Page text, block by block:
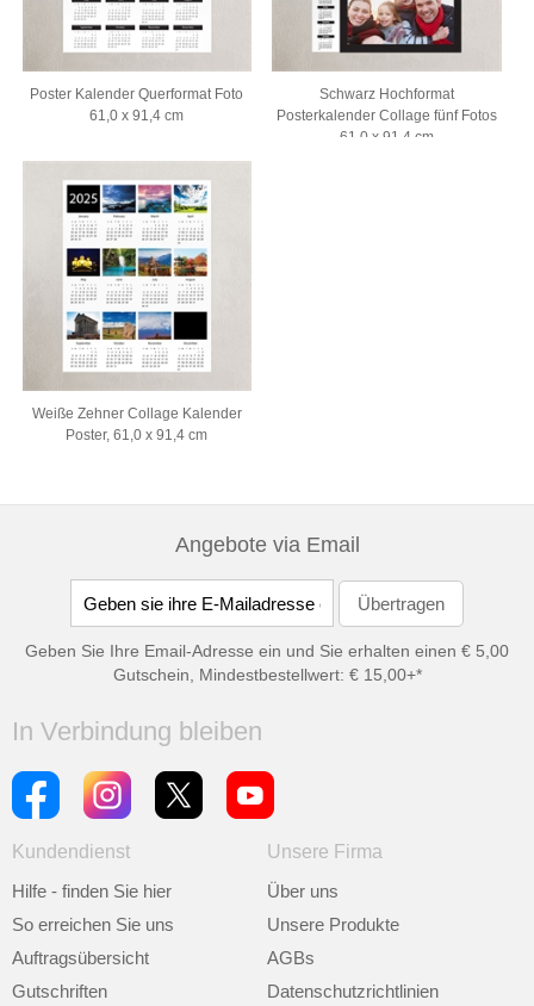
Poster Kalender Querformat Foto
61,0 x 91,4 cm
Schwarz Hochformat
Posterkalender Collage fünf Fotos
61,0 x 91,4 cm
Weiße Zehner Collage Kalender
Poster, 61,0 x 91,4 cm
Angebote via Email
Geben Sie Ihre Email-Adresse ein und Sie erhalten einen € 5,00
Gutschein, Mindestbestellwert: € 15,00+*
In Verbindung bleiben
Kundendienst
Hilfe - finden Sie hier
So erreichen Sie uns
Auftragsübersicht
Gutschriften
Unsere Firma
Über uns
Unsere Produkte
AGBs
Datenschutzrichtlinien